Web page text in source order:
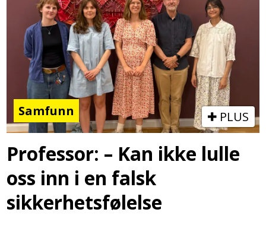
Samfunn PLUS
Professor: – Kan ikke lulle
oss inn i en falsk
sikkerhetsfølelse